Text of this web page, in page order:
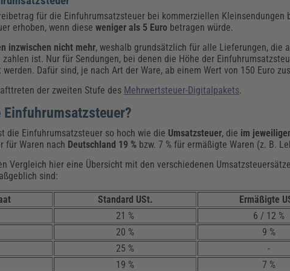
für die Einfuhrumsatzsteuer bei kommerziellen Kleinsendungen
erhoben, wenn dieseweniger als 5 Euro betragen würde.
inzwischen nicht mehr, weshalb grundsätzlich für alle Lieferungen, die
ist. Nur für Sendungen, bei denen die Höhe der
Dafür sind, je nach Art der Ware, ab einem Wert von 150 Euro
der zweiten Stufe des Mehrwertsteuer-Digitalpakets.
die Einfuhrumsatzsteuer so hoch wie die Umsatzsteuer, die im
für Waren nach Deutschland 19 % bzw. 7 % für ermäßigte Waren (z. B.
Vergleich hier eine Übersicht mit den verschiedenen
sind:
Standard USt. Ermäßigte
21 % 6 / 12 %
20 % 9 %
25 % -
19 % 7 %